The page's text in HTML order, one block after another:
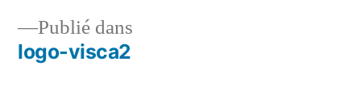
Navigation
Publié dans
logo-visca2